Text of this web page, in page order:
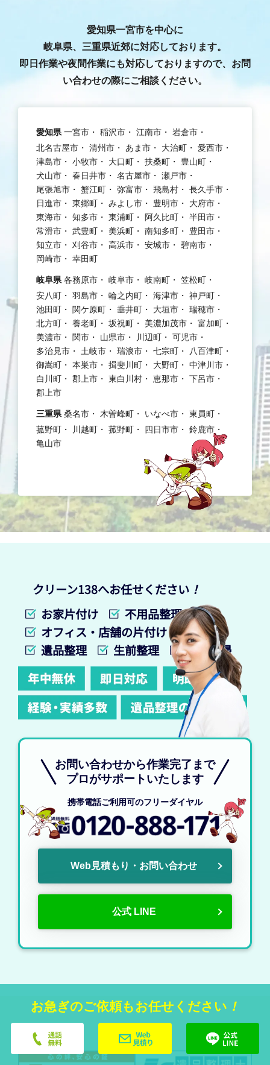
愛知県一宮市を中心に
岐阜県、三重県近郊に対応しております。
即日作業や夜間作業にも対応しておりますので、お問
い合わせの際にご相談ください。
愛知県 一宮市 稲沢市 江南市
岩倉市
北名古屋市
清州市 あま市 大治町
愛西市
津島市
小牧市 大口町 扶桑町
豊山町
犬山市
春日井市 名古屋市
瀬戸市
尾張旭市
蟹江町 弥富市 飛島村
長久手市
日進市
東郷町 みよし市 豊明市
大府市
東海市
知多市 東浦町 阿久比町
半田市
常滑市
武豊町 美浜町 南知多町
豊田市
知立市
刈谷市 高浜市 安城市
碧南市
岡崎市
幸田町
岐阜県 各務原市 岐阜市 岐南町
笠松町
安八町
羽島市 輪之内町 海津市
神戸町
池田町
関ケ原町 垂井町 大垣市
瑞穂市
北方町
養老町 坂祝町 美濃加茂市
富加町
美濃市
関市 山県市 川辺町
可児市
多治見市
土岐市 瑞浪市 七宗町
八百津町
御嵩町
本巣市 揖斐川町 大野町
中津川市
白川町
郡上市 東白川村 恵那市
下呂市
郡上市
三重県 桑名市 木曽峰町 いなべ市
東員町
菰野町
川越町 菰野町 四日市市
鈴鹿市
亀山市
クリーン138へお任せください ！
お家片付け
不用品整理
オフィス・店舗の片付け
遺品整理
生前整理 特殊清掃
お問い合わせから作業完了まで
プロがサポートいたします
携帯電話ご利用可のフリーダイヤル
Web見積もり・お問い合わせ
公式 LINE
お急ぎのご依頼もお任せください ！